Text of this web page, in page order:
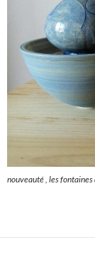
nouveauté , les fontaines